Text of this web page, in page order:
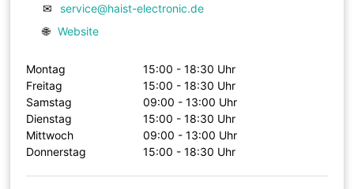
✉
service@haist-electronic.de
🌐 Website
Montag
15:00 - 18:30 Uhr
Freitag
15:00 - 18:30 Uhr
Samstag
09:00 - 13:00 Uhr
Dienstag
15:00 - 18:30 Uhr
Mittwoch
09:00 - 13:00 Uhr
Donnerstag
15:00 - 18:30 Uhr